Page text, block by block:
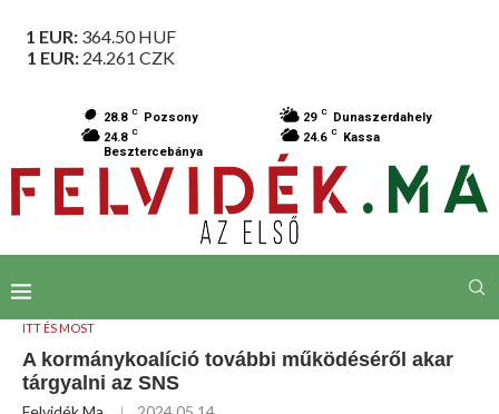
1 EUR: 364.50HUF
1 EUR: 24.261 CZK
28.8 C Pozsony 29 C
Dunaszerdahely
24.8 C
Besztercebánya
24.6 C Kassa
ITT ÉS MOST
A kormánykoalíció további működéséről akar
tárgyalni az SNS